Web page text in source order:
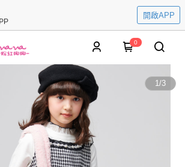
開啟APP
0
1/3